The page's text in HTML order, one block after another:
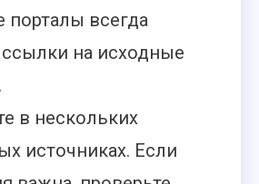
всегда
на исходные
в нескольких
источниках. Если